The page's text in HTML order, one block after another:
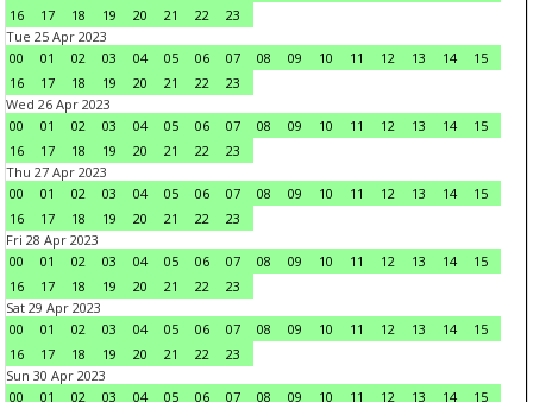
16
17 18 19 20 21 22
23
Tue 25 Apr 2023
00
01 02 03 04 05 06 07 08 09 10 11 12 13 14
15
16
17 18 19 20 21 22
23
Wed 26 Apr 2023
00
01 02 03 04 05 06 07 08 09 10 11 12 13 14
15
16
17 18 19 20 21 22
23
Thu 27 Apr 2023
00
01 02 03 04 05 06 07 08 09 10 11 12 13 14
15
16
17 18 19 20 21 22
23
Fri 28 Apr 2023
00
01 02 03 04 05 06 07 08 09 10 11 12 13 14
15
16
17 18 19 20 21 22
23
Sat 29 Apr 2023
00
01 02 03 04 05 06 07 08 09 10 11 12 13 14
15
16
17 18 19 20 21 22
23
Sun 30 Apr 2023
00
01 02 03 04 05 06 07 08 09 10 11 12 13 14
15